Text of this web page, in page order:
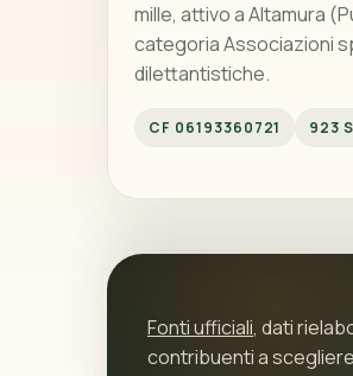
mille, attivo a Altamura
categoria Associazioni
dilettantistiche.
CF 06193360721 923
Fonti ufficiali, dati
contribuenti a